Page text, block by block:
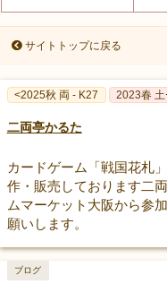
サイトトップに戻る
<2025秋 両 - K27 2023春
二両亭かるた
カードゲーム「戦国花札
作・販売しております二
ムマーケット大阪から参
願いします。
ブログ